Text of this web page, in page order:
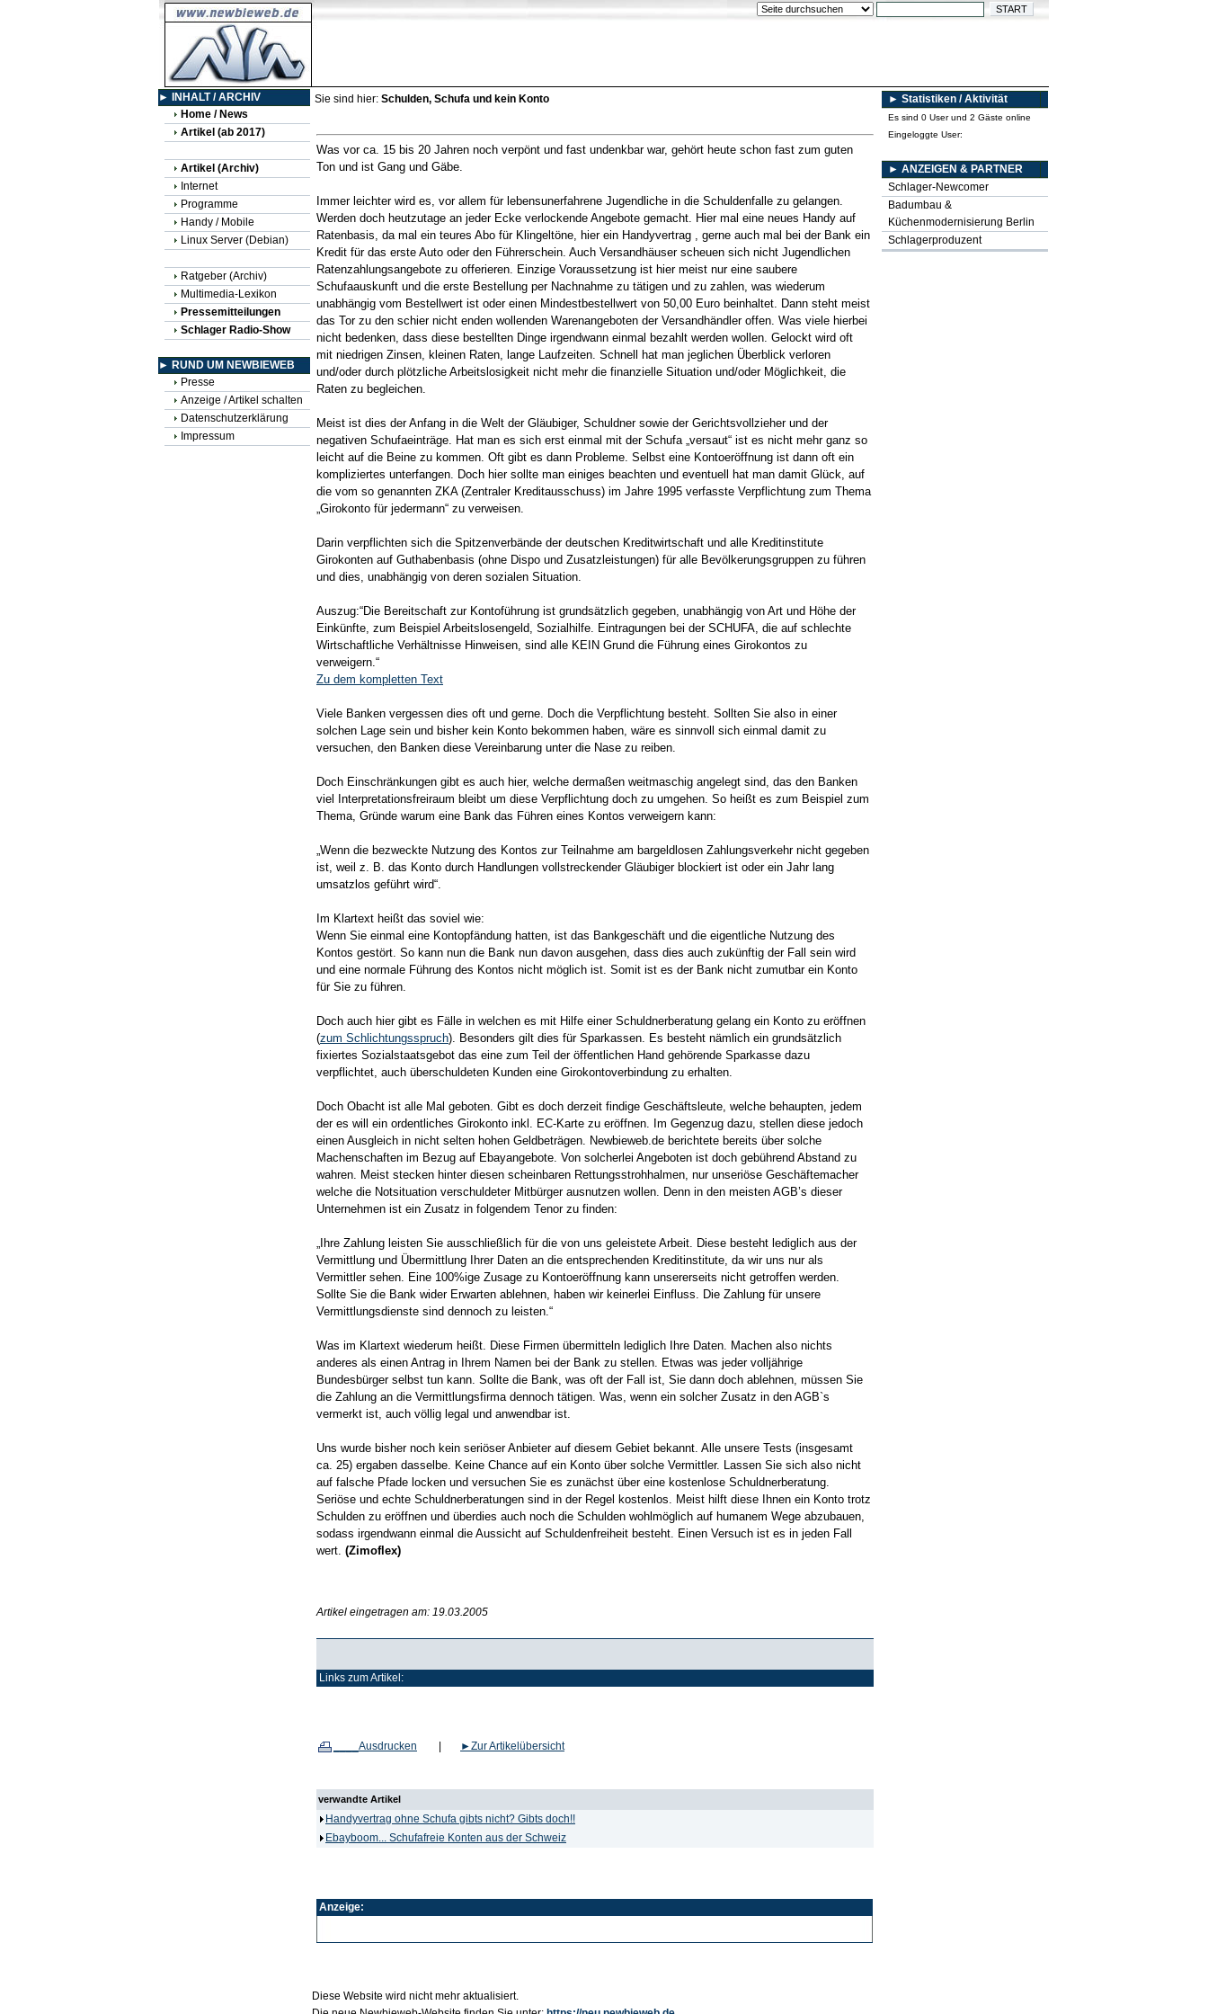
► INHALT / ARCHIV
Home / News
Artikel (ab 2017)
Artikel (Archiv)
Internet
Programme
Handy / Mobile
Linux Server (Debian)
Ratgeber (Archiv)
Multimedia-Lexikon
Pressemitteilungen
Schlager Radio-Show
► RUND UM NEWBIEWEB
Presse
Anzeige / Artikel schalten
Datenschutzerklärung
Impressum
Sie sind hier: Schulden, Schufa und kein Konto
Was vor ca. 15 bis 20 Jahren noch verpönt und fast undenkbar war, gehört heute schon fast zum guten
Ton und ist Gang und Gäbe.
Immer leichter wird es, vor allem für lebensunerfahrene Jugendliche in die Schuldenfalle zu gelangen.
Werden doch heutzutage an jeder Ecke verlockende Angebote gemacht. Hier mal eine neues Handy auf
Ratenbasis, da mal ein teures Abo für Klingeltöne, hier ein Handyvertrag , gerne auch mal bei der Bank ein
Kredit für das erste Auto oder den Führerschein. Auch Versandhäuser scheuen sich nicht Jugendlichen
Ratenzahlungsangebote zu offerieren. Einzige Voraussetzung ist hier meist nur eine saubere
Schufaauskunft und die erste Bestellung per Nachnahme zu tätigen und zu zahlen, was wiederum
unabhängig vom Bestellwert ist oder einen Mindestbestellwert von 50,00 Euro beinhaltet. Dann steht meist
das Tor zu den schier nicht enden wollenden Warenangeboten der Versandhändler offen. Was viele hierbei
nicht bedenken, dass diese bestellten Dinge irgendwann einmal bezahlt werden wollen. Gelockt wird oft
mit niedrigen Zinsen, kleinen Raten, lange Laufzeiten. Schnell hat man jeglichen Überblick verloren
und/oder durch plötzliche Arbeitslosigkeit nicht mehr die finanzielle Situation und/oder Möglichkeit, die
Raten zu begleichen.
Meist ist dies der Anfang in die Welt der Gläubiger, Schuldner sowie der Gerichtsvollzieher und der
negativen Schufaeinträge. Hat man es sich erst einmal mit der Schufa „versaut“ ist es nicht mehr ganz so
leicht auf die Beine zu kommen. Oft gibt es dann Probleme. Selbst eine Kontoeröffnung ist dann oft ein
kompliziertes unterfangen. Doch hier sollte man einiges beachten und eventuell hat man damit Glück, auf
die vom so genannten ZKA (Zentraler Kreditausschuss) im Jahre 1995 verfasste Verpflichtung zum Thema
„Girokonto für jedermann“ zu verweisen.
Darin verpflichten sich die Spitzenverbände der deutschen Kreditwirtschaft und alle Kreditinstitute
Girokonten auf Guthabenbasis (ohne Dispo und Zusatzleistungen) für alle Bevölkerungsgruppen zu führen
und dies, unabhängig von deren sozialen Situation.
Auszug:“Die Bereitschaft zur Kontoführung ist grundsätzlich gegeben, unabhängig von Art und Höhe der
Einkünfte, zum Beispiel Arbeitslosengeld, Sozialhilfe. Eintragungen bei der SCHUFA, die auf schlechte
Wirtschaftliche Verhältnisse Hinweisen, sind alle KEIN Grund die Führung eines Girokontos zu
verweigern.“
Zu dem kompletten Text
Viele Banken vergessen dies oft und gerne. Doch die Verpflichtung besteht. Sollten Sie also in einer
solchen Lage sein und bisher kein Konto bekommen haben, wäre es sinnvoll sich einmal damit zu
versuchen, den Banken diese Vereinbarung unter die Nase zu reiben.
Doch Einschränkungen gibt es auch hier, welche dermaßen weitmaschig angelegt sind, das den Banken
viel Interpretationsfreiraum bleibt um diese Verpflichtung doch zu umgehen. So heißt es zum Beispiel zum
Thema, Gründe warum eine Bank das Führen eines Kontos verweigern kann:
„Wenn die bezweckte Nutzung des Kontos zur Teilnahme am bargeldlosen Zahlungsverkehr nicht gegeben
ist, weil z. B. das Konto durch Handlungen vollstreckender Gläubiger blockiert ist oder ein Jahr lang
umsatzlos geführt wird“.
Im Klartext heißt das soviel wie:
Wenn Sie einmal eine Kontopfändung hatten, ist das Bankgeschäft und die eigentliche Nutzung des
Kontos gestört. So kann nun die Bank nun davon ausgehen, dass dies auch zukünftig der Fall sein wird
und eine normale Führung des Kontos nicht möglich ist. Somit ist es der Bank nicht zumutbar ein Konto
für Sie zu führen.
Doch auch hier gibt es Fälle in welchen es mit Hilfe einer Schuldnerberatung gelang ein Konto zu eröffnen
(zum Schlichtungsspruch). Besonders gilt dies für Sparkassen. Es besteht nämlich ein grundsätzlich
fixiertes Sozialstaatsgebot das eine zum Teil der öffentlichen Hand gehörende Sparkasse dazu
verpflichtet, auch überschuldeten Kunden eine Girokontoverbindung zu erhalten.
Doch Obacht ist alle Mal geboten. Gibt es doch derzeit findige Geschäftsleute, welche behaupten, jedem
der es will ein ordentliches Girokonto inkl. EC-Karte zu eröffnen. Im Gegenzug dazu, stellen diese jedoch
einen Ausgleich in nicht selten hohen Geldbeträgen. Newbieweb.de berichtete bereits über solche
Machenschaften im Bezug auf Ebayangebote. Von solcherlei Angeboten ist doch gebührend Abstand zu
wahren. Meist stecken hinter diesen scheinbaren Rettungsstrohhalmen, nur unseriöse Geschäftemacher
welche die Notsituation verschuldeter Mitbürger ausnutzen wollen. Denn in den meisten AGB’s dieser
Unternehmen ist ein Zusatz in folgendem Tenor zu finden:
„Ihre Zahlung leisten Sie ausschließlich für die von uns geleistete Arbeit. Diese besteht lediglich aus der
Vermittlung und Übermittlung Ihrer Daten an die entsprechenden Kreditinstitute, da wir uns nur als
Vermittler sehen. Eine 100%ige Zusage zu Kontoeröffnung kann unsererseits nicht getroffen werden.
Sollte Sie die Bank wider Erwarten ablehnen, haben wir keinerlei Einfluss. Die Zahlung für unsere
Vermittlungsdienste sind dennoch zu leisten.“
Was im Klartext wiederum heißt. Diese Firmen übermitteln lediglich Ihre Daten. Machen also nichts
anderes als einen Antrag in Ihrem Namen bei der Bank zu stellen. Etwas was jeder volljährige
Bundesbürger selbst tun kann. Sollte die Bank, was oft der Fall ist, Sie dann doch ablehnen, müssen Sie
die Zahlung an die Vermittlungsfirma dennoch tätigen. Was, wenn ein solcher Zusatz in den AGB`s
vermerkt ist, auch völlig legal und anwendbar ist.
Uns wurde bisher noch kein seriöser Anbieter auf diesem Gebiet bekannt. Alle unsere Tests (insgesamt
ca. 25) ergaben dasselbe. Keine Chance auf ein Konto über solche Vermittler. Lassen Sie sich also nicht
auf falsche Pfade locken und versuchen Sie es zunächst über eine kostenlose Schuldnerberatung.
Seriöse und echte Schuldnerberatungen sind in der Regel kostenlos. Meist hilft diese Ihnen ein Konto trotz
Schulden zu eröffnen und überdies auch noch die Schulden wohlmöglich auf humanem Wege abzubauen,
sodass irgendwann einmal die Aussicht auf Schuldenfreiheit besteht. Einen Versuch ist es in jeden Fall
wert. (Zimoflex)
Artikel eingetragen am: 19.03.2005
Links zum Artikel:
____Ausdrucken ►Zur Artikelübersicht
verwandte Artikel
Handyvertrag ohne Schufa gibts nicht? Gibts doch!!
Ebayboom... Schufafreie Konten aus der Schweiz
Anzeige:
Diese Website wird nicht mehr aktualisiert.
► Statistiken / Aktivität
Es sind 0 User und 2 Gäste online
Eingeloggte User:
► ANZEIGEN & PARTNER
Schlager-Newcomer
Badumbau &
Küchenmodernisierung Berlin
Schlagerproduzent